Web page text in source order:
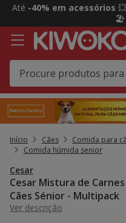
2
3,
mensagem,
Até -40% em acessórios
🏖️
Início Cães Comida para
Comida húmida senior
Cesar
Cesar Mistura de
Cães Sénior - Multipack
Ver descrição